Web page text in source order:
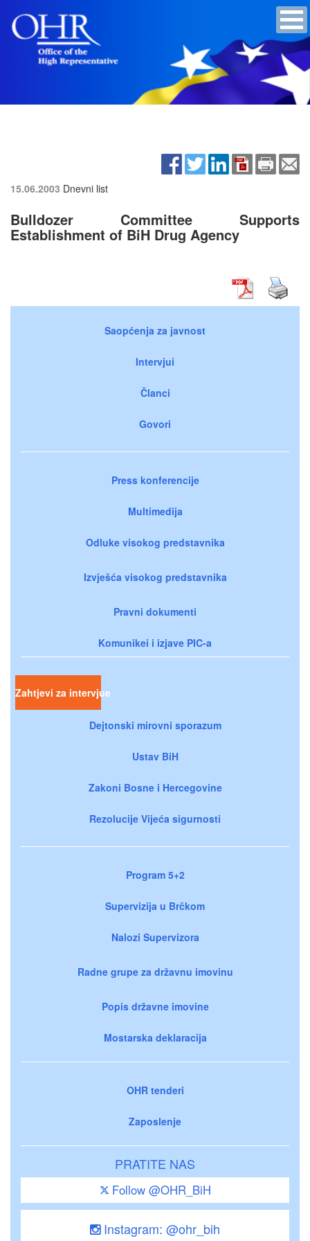
15.06.2003 Dnevni list
Bulldozer Committee Supports
Establishment of BiH Drug Agency
Saopćenja za javnost
Intervjui
Članci
Govori
Press konferencije
Multimedija
Odluke visokog predstavnika
Izvješća visokog predstavnika
Pravni dokumenti
Komunikei i izjave PIC-a
Zahtjevi za intervjue
Dejtonski mirovni sporazum
Ustav BiH
Zakoni Bosne i Hercegovine
Rezolucije Vijeća sigurnosti
Program 5+2
Supervizija u Brčkom
Nalozi Supervizora
Radne grupe za državnu imovinu
Popis državne imovine
Mostarska deklaracija
OHR tenderi
Zaposlenje
PRATITE NAS
Follow @OHR_BiH
Instagram: @ohr_bih